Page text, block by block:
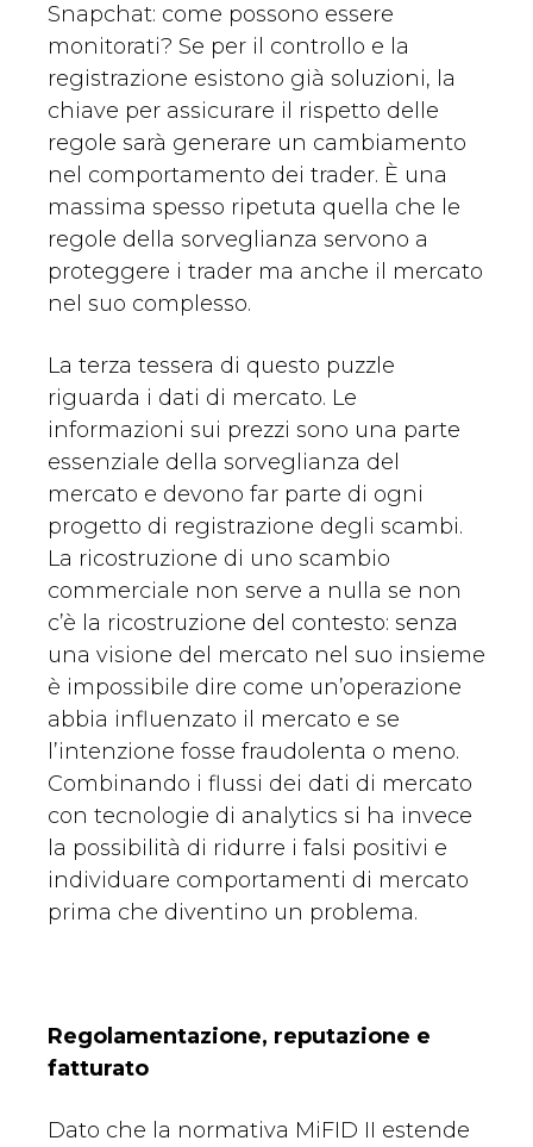
Snapchat: come possono essere
monitorati? Se per il controllo e la
registrazione esistono già soluzioni, la
chiave per assicurare il rispetto delle
regole sarà generare un cambiamento
nel comportamento dei trader. È una
massima spesso ripetuta quella che le
regole della sorveglianza servono a
proteggere i trader ma anche il mercato
nel suo complesso.
La terza tessera di questo puzzle
riguarda i dati di mercato. Le
informazioni sui prezzi sono una parte
essenziale della sorveglianza del
mercato e devono far parte di ogni
progetto di registrazione degli scambi.
La ricostruzione di uno scambio
commerciale non serve a nulla se non
c’è la ricostruzione del contesto: senza
una visione del mercato nel suo insieme
è impossibile dire come un’operazione
abbia influenzato il mercato e se
l’intenzione fosse fraudolenta o meno.
Combinando i flussi dei dati di mercato
con tecnologie di analytics si ha invece
la possibilità di ridurre i falsi positivi e
individuare comportamenti di mercato
prima che diventino un problema.
Regolamentazione, reputazione e
fatturato
Dato che la normativa MiFID II estende